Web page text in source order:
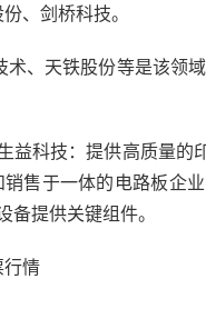
、剑桥科技。
、天铁股份等是该领
科技：提供高质量的
售于一体的电路板企
备提供关键组件。